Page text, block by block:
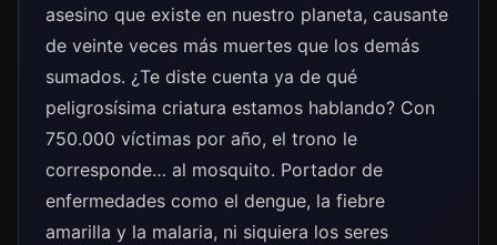
asesino que existe en nuestro planeta, causante
de veinte veces más muertes que los demás
sumados. ¿Te diste cuenta ya de qué
peligrosísima criatura estamos hablando? Con
750.000 víctimas por año, el trono le
corresponde… al mosquito. Portador de
enfermedades como el dengue, la fiebre
amarilla y la malaria, ni siquiera los seres